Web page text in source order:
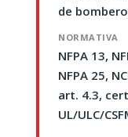
de
NORMATIVA
NFPA 13,
NFPA 25,
art. 4.3,
UL/ULC/